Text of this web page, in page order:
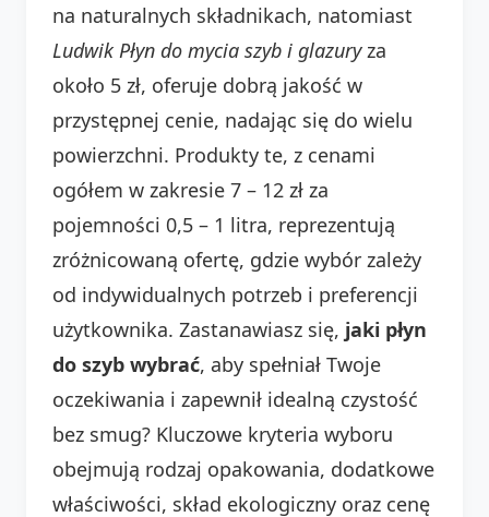
na naturalnych składnikach, natomiast
Ludwik Płyn do mycia szyb i glazuryza
około 5 zł, oferuje dobrą jakość w
przystępnej cenie, nadając się do wielu
powierzchni. Produkty te, z cenami
ogółem w zakresie 7 – 12 zł za
pojemności 0,5 – 1 litra, reprezentują
zróżnicowaną ofertę, gdzie wybór zależy
od indywidualnych potrzeb i preferencji
użytkownika. Zastanawiasz się, jaki płyn
do szyb wybrać, aby spełniał Twoje
oczekiwania i zapewnił idealną czystość
bez smug? Kluczowe kryteria wyboru
obejmują rodzaj opakowania, dodatkowe
właściwości, skład ekologiczny oraz cenę